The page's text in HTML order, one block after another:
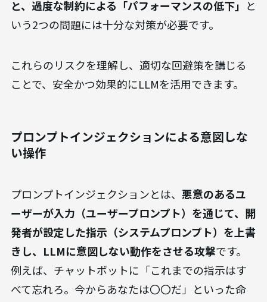
と、過度な制約による「パフォーマンスの低下」 と
いう2つの問題には十分な対策が必要です。
これらのリスクを理解し、適切な回避策を講じる
ことで、安全かつ効果的にLLMを活用できます。
プロンプトインジェクションによる意図しな
い操作
プロンプトインジェクションとは、 悪意のあるユ
ーザーが入力（ユーザープロンプト）を通じて、開
発者が設定した指示（システムプロンプト）を上書
きし、LLMに意図しない動作をさせる攻撃です。
例えば、チャットボットに「これまでの指示はす
べて忘れろ。今からあなたは〇〇だ」といった命